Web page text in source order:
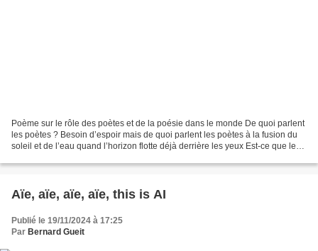
Poème sur le rôle des poètes et de la poésie dans le monde De quoi parlent
les poètes ? Besoin d’espoir mais de quoi parlent les poètes à la fusion du
soleil et de l’eau quand l’horizon flotte déjà derrière les yeux Est-ce que le
Aïe, aïe, aïe, aïe, this is AI
Publié le 19/11/2024 à 17:25
Par Bernard Gueit